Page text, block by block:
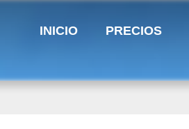
INICIO PRECIOS